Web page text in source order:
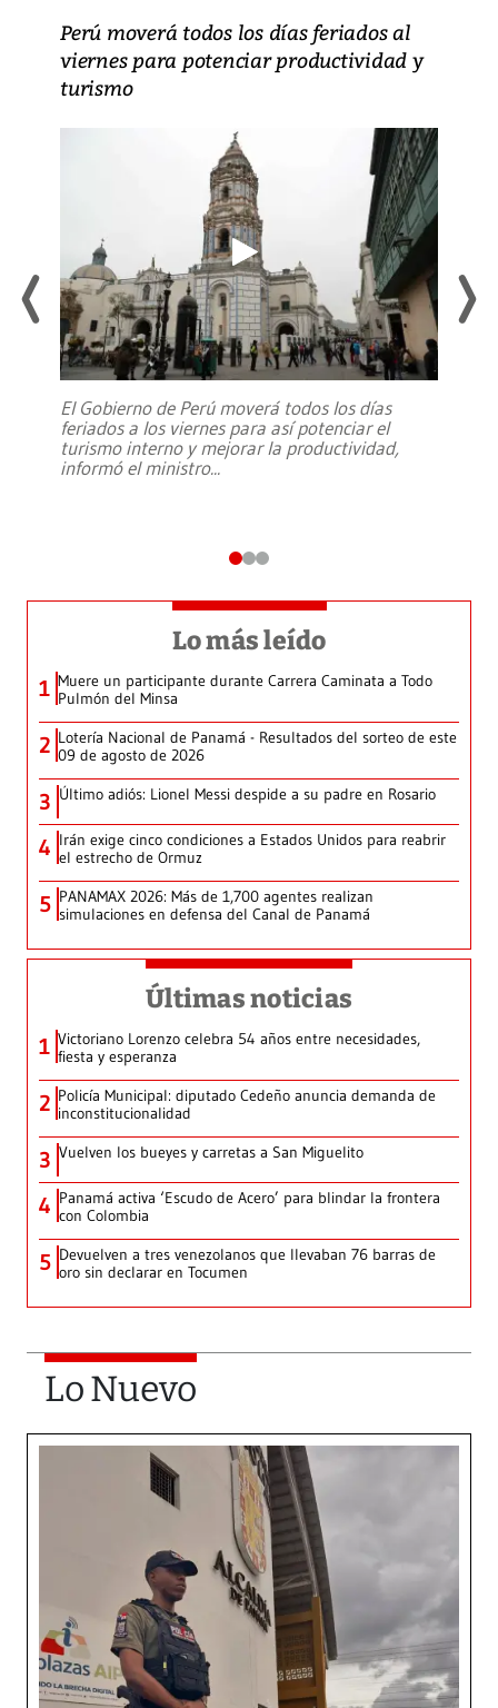
Perú moverá todos los días feriados al
viernes para potenciar productividad y
turismo
El Gobierno de Perú moverá todos los días
feriados a los viernes para así potenciar el
turismo interno y mejorar la productividad,
informó el ministro...
Lo más leído
1 Muere un participante durante Carrera Caminata a Todo
Pulmón del Minsa
2 Lotería Nacional de Panamá - Resultados del sorteo de este
09 de agosto de 2026
3 Último adiós: Lionel Messi despide a su padre en Rosario
4 Irán exige cinco condiciones a Estados Unidos para reabrir
el estrecho de Ormuz
5 PANAMAX 2026: Más de 1,700 agentes realizan
simulaciones en defensa del Canal de Panamá
Últimas noticias
1 Victoriano Lorenzo celebra 54 años entre necesidades,
fiesta y esperanza
2 Policía Municipal: diputado Cedeño anuncia demanda de
inconstitucionalidad
3 Vuelven los bueyes y carretas a San Miguelito
4 Panamá activa ‘Escudo de Acero’ para blindar la frontera
con Colombia
5 Devuelven a tres venezolanos que llevaban 76 barras de
oro sin declarar en Tocumen
Lo Nuevo